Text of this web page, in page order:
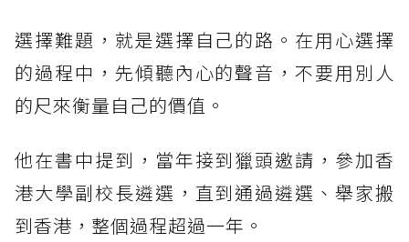
選擇難題，就是選擇自己的路。在用心選擇
的過程中，先傾聽內心的聲音，不要用別人
的尺來衡量自己的價值。
他在書中提到，當年接到獵頭邀請，參加香
港大學副校長遴選，直到通過遴選、舉家搬
到香港，整個過程超過一年。